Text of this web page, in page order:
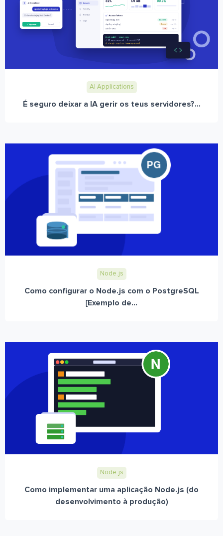
AI Applications
É seguro deixar a IA gerir os teus servidores?...
Node.js
Como configurar o Node.js com o PostgreSQL
[Exemplo de...
Node.js
Como implementar uma aplicação Node.js (do
desenvolvimento à produção)